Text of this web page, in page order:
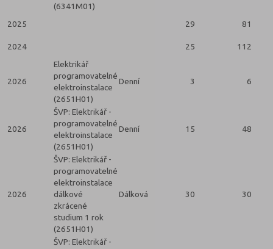
(6341M01)
2025 29 81
2024 25 112
2026
Elektrikář
programovatelné
elektroinstalace
(2651H01)
Denní 3 6
2026
ŠVP: Elektrikář -
programovatelné
elektroinstalace
(2651H01)
Denní 15 48
2026
ŠVP: Elektrikář -
programovatelné
elektroinstalace
dálkové
zkrácené
studium 1 rok
(2651H01)
Dálková 30 30
ŠVP: Elektrikář -